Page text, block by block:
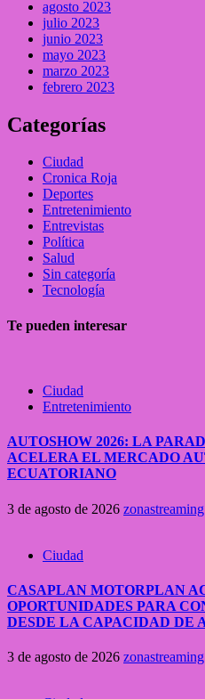
agosto 2023
julio 2023
junio 2023
mayo 2023
marzo 2023
febrero 2023
Categorías
Ciudad
Cronica Roja
Deportes
Entretenimiento
Entrevistas
Política
Salud
Sin categoría
Tecnología
Te pueden interesar
Ciudad
Entretenimiento
AUTOSHOW 2026: LA
ACELERA EL MERCADO
ECUATORIANO
3 de agosto de 2026 zonastreaming
Ciudad
CASAPLAN MOTORPLAN
OPORTUNIDADES PARA
DESDE LA CAPACIDAD DE
3 de agosto de 2026 zonastreaming